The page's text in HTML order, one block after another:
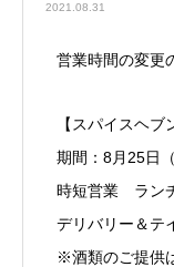
2021.08.31
営業時間の変更
【スパイスヘブ
期間：8月25日
時短営業 ラン
デリバリー＆
※酒類のご提供